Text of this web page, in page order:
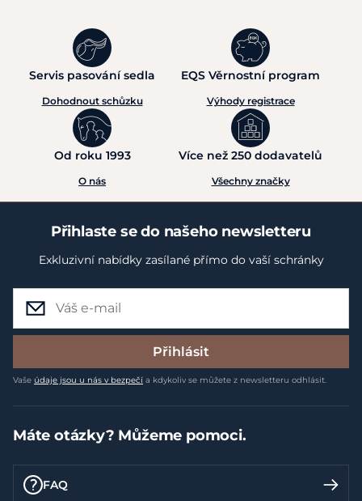
Servis pasování sedla
Dohodnout schůzku
EQS Věrnostní program
Výhody registrace
Od roku 1993
O nás
Více než 250 dodavatelů
Všechny značky
Přihlaste se do našeho newsletteru
Exkluzivní nabídky zasílané přímo do vaší schránky
Přihlásit
Vaše údaje jsou u nás v bezpečí a kdykoliv se můžete z newsletteru odhlásit.
Máte otázky? Můžeme pomoci.
FAQ